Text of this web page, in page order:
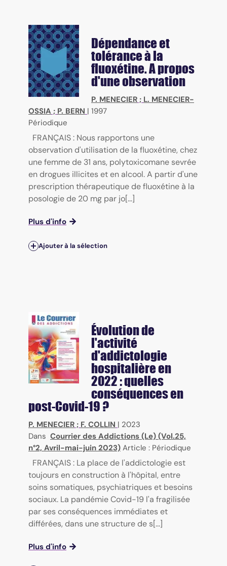
Dépendance et
tolérance à la
fluoxétine. A propos
d'une observation
P. MENECIER ; L. MENECIER-
OSSIA ; P. BERN | 1997
Périodique
FRANÇAIS : Nous rapportons une
observation d'utilisation de la fluoxétine, chez
une femme de 31 ans, polytoxicomane sevrée
en drogues illicites et en alcool. A partir d'une
prescription thérapeutique de fluoxétine à la
posologie de 20 mg par jo[...]
Plus d'info
Ajouter à la sélection
Évolution de
l'activité
d'addictologie
hospitalière en
2022 : quelles
conséquences en
post-Covid-19 ?
P. MENECIER ; F. COLLIN | 2023
Dans Courrier des Addictions (Le) (Vol.25,
n°2, Avril-mai-juin 2023) Article : Périodique
FRANÇAIS : La place de l'addictologie est
toujours en construction à l'hôpital, entre
soins somatiques, psychiatriques et besoins
sociaux. La pandémie Covid-19 l'a fragilisée
par ses conséquences immédiates et
différées, dans une structure de s[...]
Plus d'info